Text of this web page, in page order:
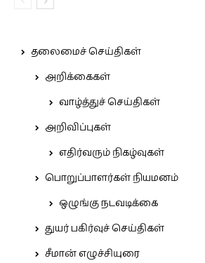
தலைமைச் செய்திகள்
அறிக்கைகள்
வாழ்த்துச் செய்திகள்
அறிவிப்புகள்
எதிர்வரும் நிகழ்வுகள்
பொறுப்பாளர்கள் நியமனம்
ஒழுங்கு நடவடிக்கை
துயர் பகிர்வுச் செய்திகள்
சீமான் எழுச்சியுரை